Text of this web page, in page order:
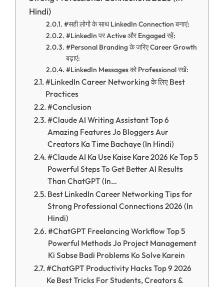
Hindi)
#सही लोगों के साथ LinkedIn Connection बनाएं:
#LinkedIn पर Active और Engaged रहें:
#Personal Branding के जरिए Career Growth
बढ़ाएं:
#LinkedIn Messages को Professional रखें:
#LinkedIn Career Networking के लिए Best
Practices
#Conclusion
#Claude AI Writing Assistant Top 6
Amazing Features Jo Bloggers Aur
Creators Ka Time Bachaye (In Hindi)
#Claude AI Ka Use Kaise Kare 2026 Ke Top 5
Powerful Steps To Get Better AI Results
Than ChatGPT (In…
Best LinkedIn Career Networking Tips for
Strong Professional Connections 2026 (In
Hindi)
#ChatGPT Freelancing Workflow Top 5
Powerful Methods Jo Project Management
Ki Sabse Badi Problems Ko Solve Karein
#ChatGPT Productivity Hacks Top 9 2026
Ke Best Tricks For Students, Creators &